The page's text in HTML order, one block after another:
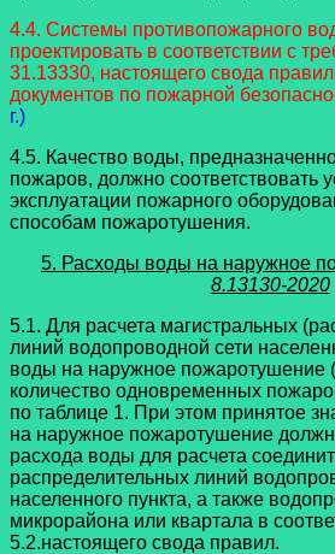
4.4. Системы противопожарного
проектировать в соответствии с
31.13330, настоящего свода
документов по пожарной
г.)
4.5. Качество воды,
пожаров, должно соответствовать
эксплуатации пожарного
способам пожаротушения.
5. Расходы воды на наружное
8.13130-2020
5.1. Для расчета магистральных
линий водопроводной сети
воды на наружное пожаротушение
количество одновременных
по таблице 1. При этом принятое
на наружное пожаротушение
расхода воды для расчета
распределительных линий
населенного пункта, а также
микрорайона или квартала в
5.2.настоящего свода правил.